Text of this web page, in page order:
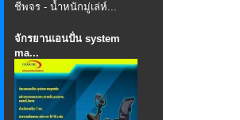
ชีพจร - น้ำหนักมู่เล่ห์...
จักรยานเอนปั่น system
ma...